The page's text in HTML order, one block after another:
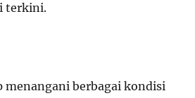
terkini.
menangani berbagai kondisi